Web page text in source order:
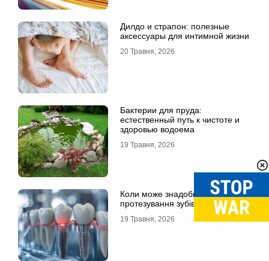
Дилдо и страпон: полезные
аксессуары для интимной жизни
20 Травня, 2026
Бактерии для пруда:
естественный путь к чистоте и
здоровью водоема
19 Травня, 2026
Коли може знадобитися
протезування зубів в Одесі
19 Травня, 2026